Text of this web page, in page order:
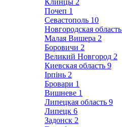
Клинцы 2
Почеп 1
Севастополь 10
Новгородская область
Малая Вишера 2
Боровичи 2
Великий Новгород 2
Киевская область 9
Ірпінь 2
Бровари 1
Вишневе 1
Липецкая область 9
Липецк 6
Задонск 2